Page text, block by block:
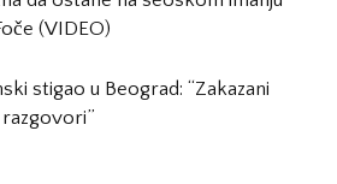
(VIDEO)
stigao u Beograd: “Zakazani